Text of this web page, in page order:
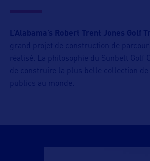
L’Alabama’s Robert Trent Jones Golf
grand projet de construction de
réalisé. La philosophie du Sunbelt Golf
de construire la plus belle collection de
publics au monde.